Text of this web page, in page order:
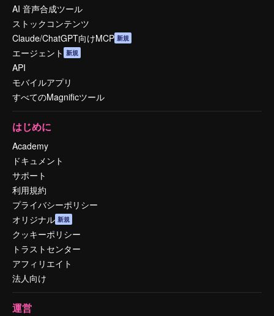
AI 音声合成ツール
ストックコンテンツ
Claude/ChatGPT向けMCP 新規
エージェント 新規
API
モバイルアプリ
すべてのMagnificツール
はじめに
Academy
ドキュメント
サポート
利用規約
プライバシーポリシー
オリジナル 新規
クッキーポリシー
トラストセンター
アフィリエイト
法人向け
運営